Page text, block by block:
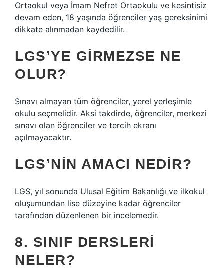
Ortaokul veya İmam Nefret Ortaokulu ve kesintisiz
devam eden, 18 yaşında öğrenciler yaş gereksinimi
dikkate alınmadan kaydedilir.
LGS’YE GIRMEZSE NE
OLUR?
Sınavı almayan tüm öğrenciler, yerel yerleşimle
okulu seçmelidir. Aksi takdirde, öğrenciler, merkezi
sınavı olan öğrenciler ve tercih ekranı
açılmayacaktır.
LGS’NIN AMACI NEDIR?
LGS, yıl sonunda Ulusal Eğitim Bakanlığı ve ilkokul
oluşumundan lise düzeyine kadar öğrenciler
tarafından düzenlenen bir incelemedir.
8. SINIF DERSLERI
NELER?